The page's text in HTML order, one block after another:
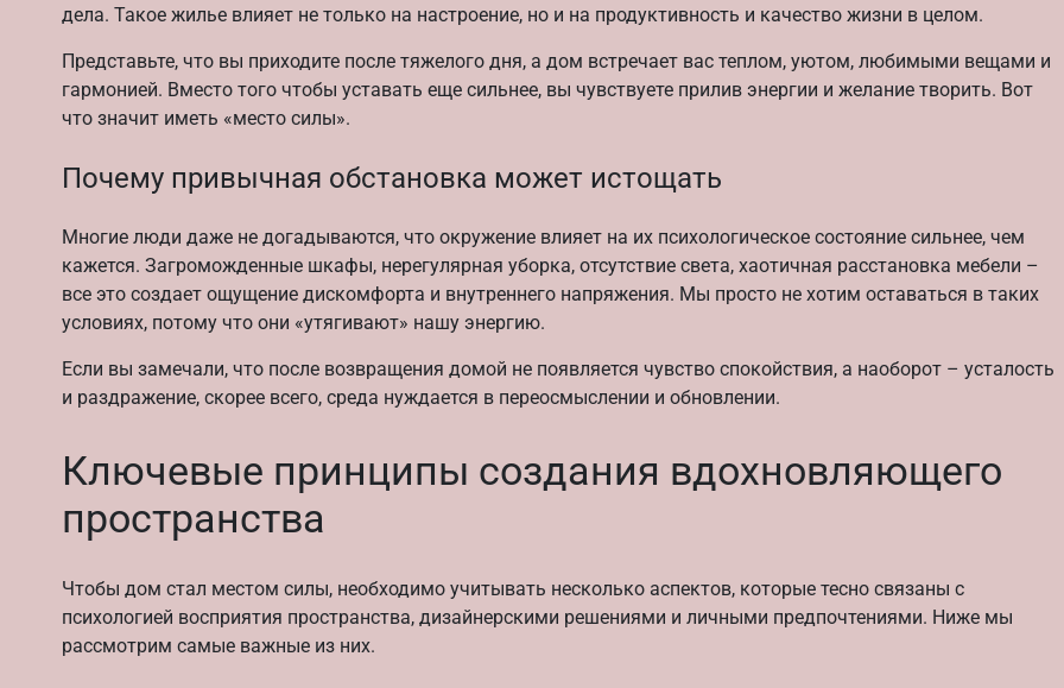
дела. Такое жилье влияет не только на настроение, но и на продуктивность и качество жизни в целом.
Представьте, что вы приходите после тяжелого дня, а дом встречает вас теплом, уютом, любимыми вещами и
гармонией. Вместо того чтобы уставать еще сильнее, вы чувствуете прилив энергии и желание творить. Вот
что значит иметь «место силы».
Почему привычная обстановка может истощать
Многие люди даже не догадываются, что окружение влияет на их психологическое состояние сильнее, чем
кажется. Загроможденные шкафы, нерегулярная уборка, отсутствие света, хаотичная расстановка мебели –
все это создает ощущение дискомфорта и внутреннего напряжения. Мы просто не хотим оставаться в таких
условиях, потому что они «утягивают» нашу энергию.
Если вы замечали, что после возвращения домой не появляется чувство спокойствия, а наоборот – усталость
и раздражение, скорее всего, среда нуждается в переосмыслении и обновлении.
Ключевые принципы создания вдохновляющего
пространства
Чтобы дом стал местом силы, необходимо учитывать несколько аспектов, которые тесно связаны с
психологией восприятия пространства, дизайнерскими решениями и личными предпочтениями. Ниже мы
рассмотрим самые важные из них.